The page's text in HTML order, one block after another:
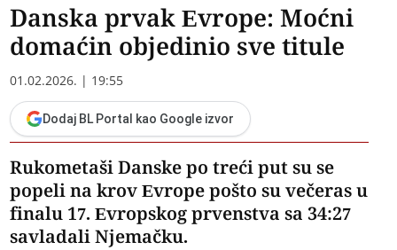
Danska prvak Evrope: Moćni
domaćin objedinio sve titule
01.02.2026. | 19:55
Dodaj BL Portal kao Google izvor
Rukometaši Danske po treći put su se
popeli na krov Evrope pošto su večeras u
finalu 17. Evropskog prvenstva sa 34:27
savladali Njemačku.